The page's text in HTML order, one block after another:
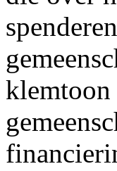
klemtoon